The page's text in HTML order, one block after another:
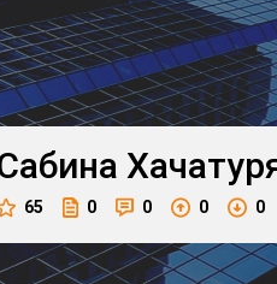
65 0 0 0 0